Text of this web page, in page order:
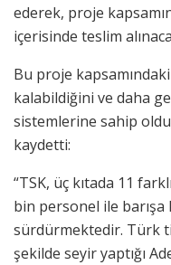
ederek, proje
içerisinde teslim
Bu proje
kalabildiğini ve daha
sistemlerine sahip
kaydetti:
“TSK, üç kıtada 11
bin personel ile barışa
sürdürmektedir. Türk
şekilde seyir yaptığı